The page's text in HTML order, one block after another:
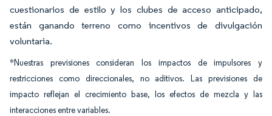
cuestionarios de estilo y los clubes de acceso anticipado,
están ganando terreno como incentivos de divulgación
voluntaria.
*Nuestras previsiones consideran los impactos de impulsores y
restricciones como direccionales, no aditivos. Las previsiones de
impacto reflejan el crecimiento base, los efectos de mezcla y las
interacciones entre variables.